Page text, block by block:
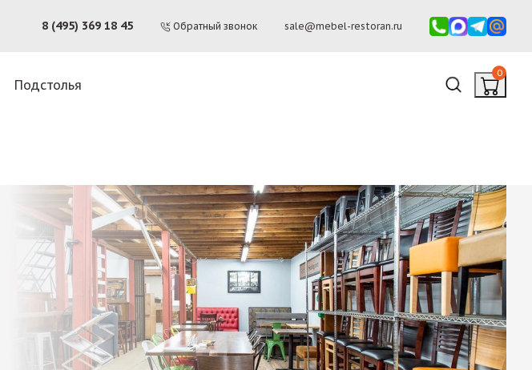
8 (495) 369 18 45 Обратный звонок sale@mebel-restoran.ru
Подстолья
0